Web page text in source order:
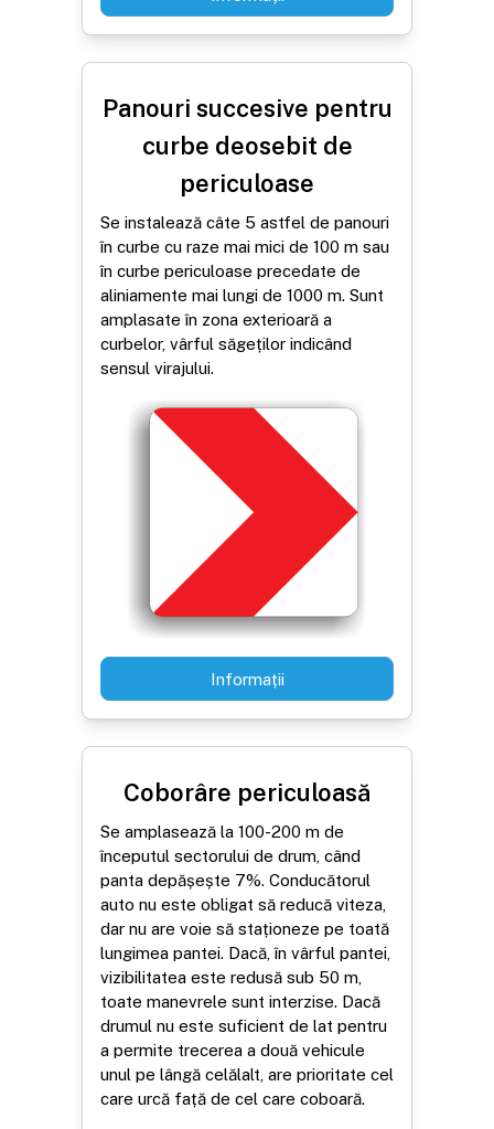
Panouri succesive pentru
curbe deosebit de
periculoase
Se instalează câte 5 astfel de panouri
în curbe cu raze mai mici de 100 m sau
în curbe periculoase precedate de
aliniamente mai lungi de 1000 m. Sunt
amplasate în zona exterioară a
curbelor, vârful săgeților indicând
sensul virajului.
Informații
Coborâre periculoasă
Se amplasează la 100-200 m de
începutul sectorului de drum, când
panta depășește 7%. Conducătorul
auto nu este obligat să reducă viteza,
dar nu are voie să staționeze pe toată
lungimea pantei. Dacă, în vârful pantei,
vizibilitatea este redusă sub 50 m,
toate manevrele sunt interzise. Dacă
drumul nu este suficient de lat pentru
a permite trecerea a două vehicule
unul pe lângă celălalt, are prioritate cel
care urcă față de cel care coboară.